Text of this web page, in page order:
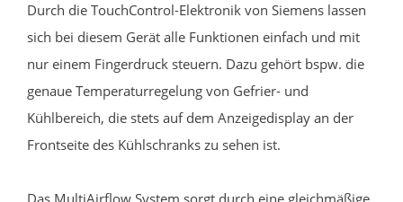
Durch die TouchControl-Elektronik von Siemens lassen
sich bei diesem Gerät alle Funktionen einfach und mit
nur einem Fingerdruck steuern. Dazu gehört bspw. die
genaue Temperaturregelung von Gefrier- und
Kühlbereich, die stets auf dem Anzeigedisplay an der
Frontseite des Kühlschranks zu sehen ist.